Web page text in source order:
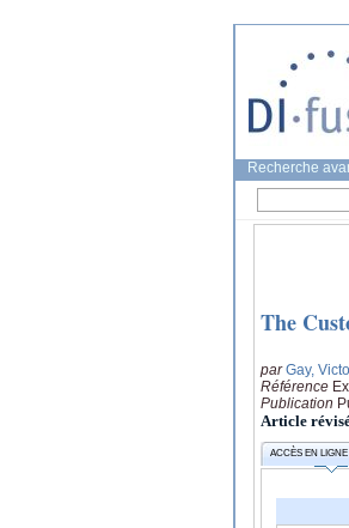
Recherche
The
parGay,
Référence
Publication
Article
ACCÈS EN LIGNE